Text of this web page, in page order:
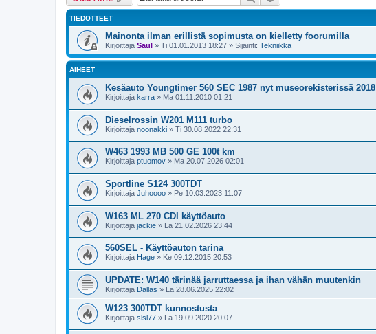
TIEDOTTEET
Mainonta ilman erillistä sopimusta on kielletty foorumilla
Kirjoittaja Saul » Ti 01.01.2013 18:27 » Sijainti: Tekniikka
AIHEET
Kesäauto Youngtimer 560 SEC 1987 nyt museorekisterissä 2018
Kirjoittaja karra » Ma 01.11.2010 01:21
Dieselrossin W201 M111 turbo
Kirjoittaja noonakki » Ti 30.08.2022 22:31
W463 1993 MB 500 GE 100t km
Kirjoittaja ptuomov » Ma 20.07.2026 02:01
Sportline S124 300TDT
Kirjoittaja Juhoooo » Pe 10.03.2023 11:07
W163 ML 270 CDI käyttöauto
Kirjoittaja jackie » La 21.02.2026 23:44
560SEL - Käyttöauton tarina
Kirjoittaja Hage » Ke 09.12.2015 20:53
UPDATE: W140 tärinää jarruttaessa ja ihan vähän muutenkin
Kirjoittaja Dallas » La 28.06.2025 22:02
W123 300TDT kunnostusta
Kirjoittaja slsl77 » La 19.09.2020 20:07